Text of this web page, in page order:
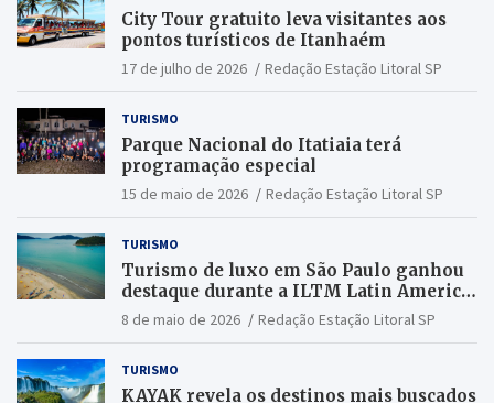
City Tour gratuito leva visitantes aos
pontos turísticos de Itanhaém
17 de julho de 2026 Redação Estação Litoral SP
TURISMO
Parque Nacional do Itatiaia terá
programação especial
15 de maio de 2026 Redação Estação Litoral SP
TURISMO
Turismo de luxo em São Paulo ganhou
destaque durante a ILTM Latin America
2026
8 de maio de 2026 Redação Estação Litoral SP
TURISMO
KAYAK revela os destinos mais buscados